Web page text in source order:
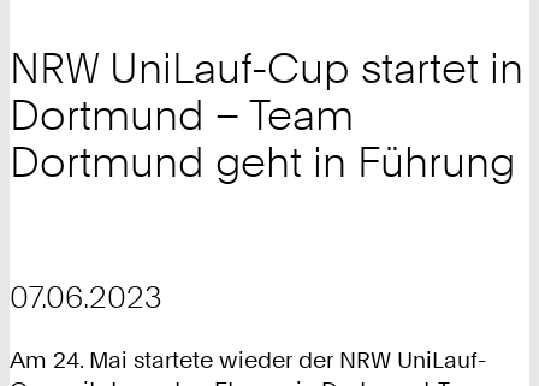
NRW UniLauf-Cup startet in
Dortmund – Team
Dortmund geht in Führung
07.06.2023
Am 24. Mai startete wieder der NRW UniLauf-